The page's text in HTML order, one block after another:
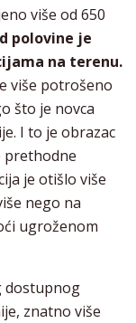
više od 650
polovine je
na terenu.
više potrošeno
što je novca
I to je obrazac
prethodne
je otišlo više
nego na
ugroženom
dostupnog
znatno više